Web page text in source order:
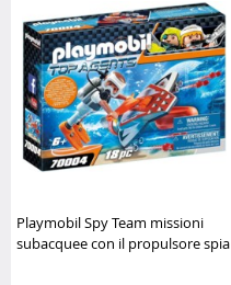
Playmobil Spy Team missioni
subacquee con il propulsore spia